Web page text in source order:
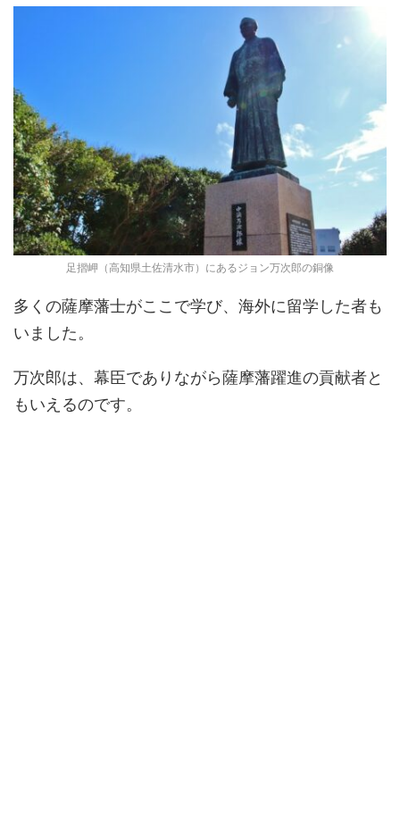
足摺岬（高知県土佐清水市）にあるジョン万次郎の銅像
多くの薩摩藩士がここで学び、海外に留学した者も
いました。
万次郎は、幕臣でありながら薩摩藩躍進の貢献者と
もいえるのです。